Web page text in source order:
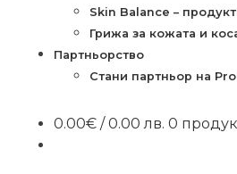
Skin Balance –
Грижа за кожата и
Партньорство
Стани партньор на
0.00€ / 0.00 лв. 0